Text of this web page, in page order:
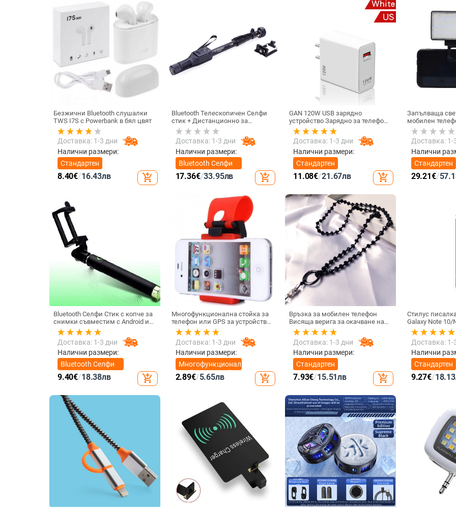
Безжични Bluetooth слушалки
TWS I7S с Powerbank в бял цвят
Доставка: 1-3 дни
Налични размери:
Стандартен
8.40€/16.43лв add_shopping_cart
Bluetooth Телескопичен Селфи
стик + Дистанционно за
снимане, съвместим с Android и
IOS - Черен
Доставка: 1-3 дни
Налични размери:
Bluetooth Селфи
стик +
Дистанционно за
17.36€/33.95лв add_shopping_cart
GAN 120W USB зарядно
устройство Зарядно за телефон
QC 5.0 4.0 3.0 Адаптер за бързо
зареждане за iPhone 14 13 12
Samsung Huawei realme usb
chargeur
Доставка: 1-3 дни
Налични размери:
Стандартен
11.08€/21.67лв add_shopping_cart
Запълваща
мобилен
светлина за
на живо
запълваща
светлина за
Доставка: 1-
Налични
Стандартен
29.21€/
Bluetooth Селфи Стик с копче за
снимки съвместим с Android и
iOS- Черен/Зелен
Доставка: 1-3 дни
Налични размери:
Bluetooth Селфи
Стик
9.40€/18.38лв add_shopping_cart
Многофункционална стойка за
телефон или GPS за устройства
с размери до 76мм / 4.8 инча
Доставка: 1-3 дни
Налични размери:
Многофункционална
стойка за телефон
2.89€/5.65лв add_shopping_cart
Връзка за мобилен телефон
Висяща верига за окачване на
врата Висулка Кристални
мъниста Ръчна изработка Анти-
загубено въже за каишка за
iPhone Подвижна
Доставка: 1-3 дни
Налични размери:
Стандартен
7.93€/15.51лв add_shopping_cart
Стилус
Galaxy Note 10/
Универсална
писалка
екран SPen Не
Bluetooth
Доставка: 1-
Налични
Стандартен
9.27€/18.13